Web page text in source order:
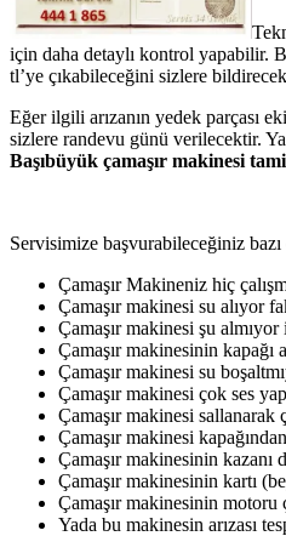
için daha detaylı kontrol yapabilir.
tl’ye çıkabileceğini sizlere
Eğer ilgili arızanın yedek parçası
sizlere randevu günü verilecektir.
Başıbüyük çamaşır makinesi
Servisimize başvurabileceğiniz bazı
Çamaşır Makineniz hiç
Çamaşır makinesi su alıyor
Çamaşır makinesi şu almıyor
Çamaşır makinesinin kapağı
Çamaşır makinesi su
Çamaşır makinesi çok ses
Çamaşır makinesi sallanarak
Çamaşır makinesi
Çamaşır makinesinin kazanı
Çamaşır makinesinin kartı
Çamaşır makinesinin motoru
Yada bu makinesin arızası